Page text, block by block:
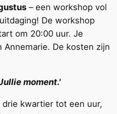
– een workshop vol
De workshop
om 20:00 uur. Je
De kosten zijn
moment.'
kwartier tot een uur,